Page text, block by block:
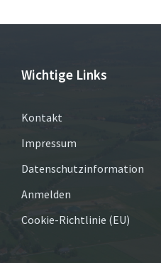
Wichtige Links
Kontakt
Impressum
Datenschutzinformation
Anmelden
Cookie-Richtlinie (EU)